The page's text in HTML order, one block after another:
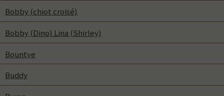
Bobby (chiot croisé)
Bobby (Dino) Lina (Shirley)
Bountye
Buddy